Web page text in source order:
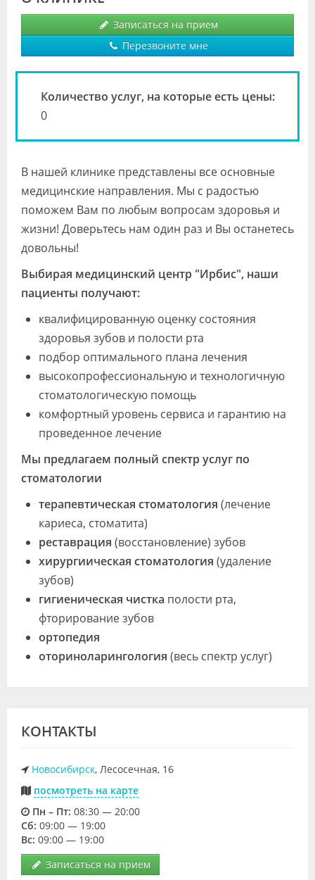
Видео
Клиники
Специалисты
Лаборатории
Записаться на прием
Перезвоните мне
Количество услуг, на которые есть цены:
0
В нашей клинике представлены все основные
медицинские направления. Мы с радостью
поможем Вам по любым вопросам здоровья и
жизни! Доверьтесь нам один раз и Вы останетесь
довольны!
Выбирая медицинский центр "Ирбис", наши
пациенты получают:
квалифицированную оценку состояния
здоровья зубов и полости рта
подбор оптимального плана лечения
высокопрофессиональную и технологичную
стоматологическую помощь
комфортный уровень сервиса и гарантию на
проведенное лечение
Мы предлагаем полный спектр услуг по
стоматологии
терапевтическая стоматология (лечение
кариеса, стоматита)
реставрация (восстановление) зубов
хирургиическая стоматология (удаление
зубов)
гигиеническая чистка полости рта,
фторирование зубов
ортопедия
оториноларингология (весь спектр услуг)
КОНТАКТЫ
Новосибирск, Лесосечная, 16
посмотреть на карте
Пн – Пт: 08:30 — 20:00
Cб: 09:00 — 19:00
Вс: 09:00 — 19:00
Записаться на прием